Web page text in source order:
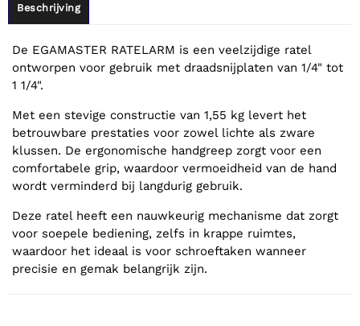
Beschrijving
De EGAMASTER RATELARM is een veelzijdige ratel
ontworpen voor gebruik met draadsnijplaten van 1/4" tot
1 1/4".
Met een stevige constructie van 1,55 kg levert het
betrouwbare prestaties voor zowel lichte als zware
klussen. De ergonomische handgreep zorgt voor een
comfortabele grip, waardoor vermoeidheid van de hand
wordt verminderd bij langdurig gebruik.
Deze ratel heeft een nauwkeurig mechanisme dat zorgt
voor soepele bediening, zelfs in krappe ruimtes,
waardoor het ideaal is voor schroeftaken wanneer
precisie en gemak belangrijk zijn.